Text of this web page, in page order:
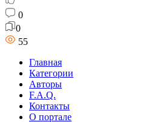
0
0
55
Главная
Категории
Авторы
F.A.Q.
Контакты
О портале